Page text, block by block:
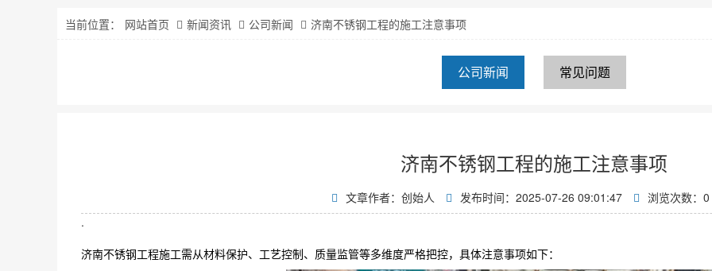
当前位置： 网站首页 新闻资讯 公司新闻 济南不锈钢工程的施工注意事项
公司新闻 常见问题
济南不锈钢工程的施工注意事项
文章作者：创始人 发布时间：2025-07-26 09:01:47 浏览次数： 0
.
济南不锈钢工程施工需从材料保护、工艺控制、质量监管等多维度严格把控，具体注意事项如下：